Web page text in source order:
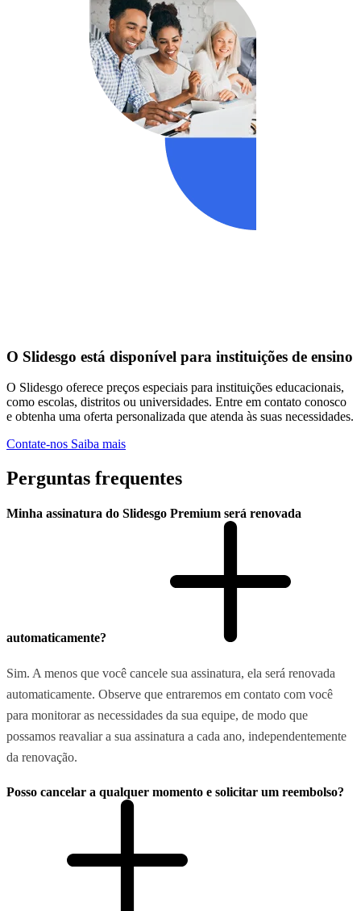
O Slidesgo está disponível para instituições de ensino
O Slidesgo oferece preços especiais para instituições educacionais,
como escolas, distritos ou universidades. Entre em contato conosco
e obtenha uma oferta personalizada que atenda às suas necessidades.
Contate-nos Saiba mais
Perguntas frequentes
Minha assinatura do Slidesgo Premium será renovada
automaticamente?
Sim. A menos que você cancele sua assinatura, ela será renovada
automaticamente. Observe que entraremos em contato com você
para monitorar as necessidades da sua equipe, de modo que
possamos reavaliar a sua assinatura a cada ano, independentemente
da renovação.
Posso cancelar a qualquer momento e solicitar um reembolso?